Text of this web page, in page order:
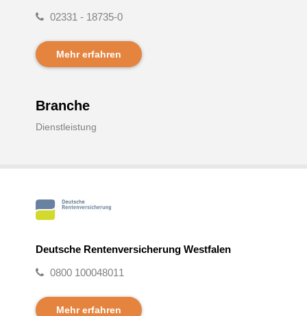
02331 - 18735-0
Mehr erfahren
Branche
Dienstleistung
Deutsche Rentenversicherung Westfalen
0800 100048011
Mehr erfahren